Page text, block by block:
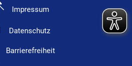
Impressum
Datenschutz
Barrierefreiheit